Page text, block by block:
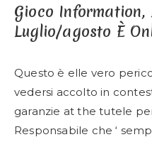
Gioco
Luglio/agosto È
Questo è elle vero
vedersi accolto in
garanzie at the tutele
Responsabile che ‘